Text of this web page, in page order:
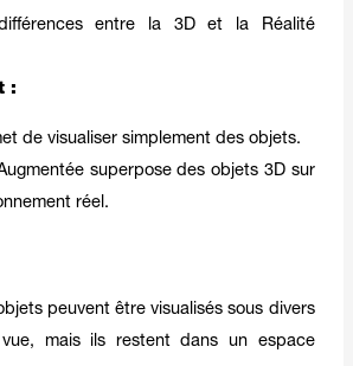
entre la 3D et la Réalité
:
de visualiser simplement des objets.
superpose des objets 3D sur
réel.
peuvent être visualisés sous divers
mais ils restent dans un espace